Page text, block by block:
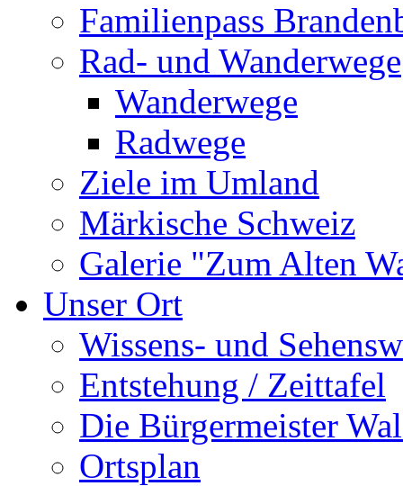
Familienpass
Rad- und Wanderwege
Wanderwege
Radwege
Ziele im Umland
Märkische Schweiz
Galerie "Zum Alten
Unser Ort
Wissens- und
Entstehung / Zeittafel
Die Bürgermeister
Ortsplan